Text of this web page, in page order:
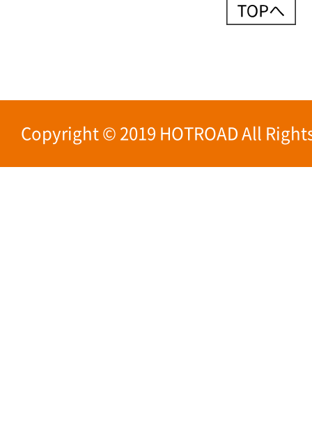
Copyright © 2019 HOTROAD All